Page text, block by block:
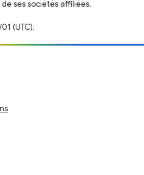
ses sociétés affiliées.
(UTC).